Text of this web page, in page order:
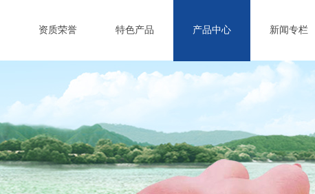
资质荣誉 特色产品 产品中心 新闻专栏